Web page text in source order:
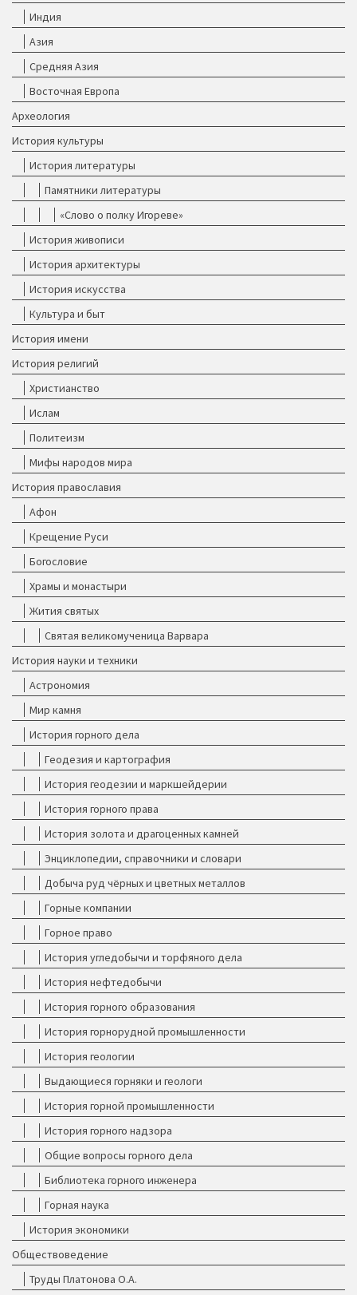
Индия
Азия
Средняя Азия
Восточная Европа
Археология
История культуры
История литературы
Памятники литературы
«Слово о полку Игореве»
История живописи
История архитектуры
История искусства
Культура и быт
История имени
История религий
Христианство
Ислам
Политеизм
Мифы народов мира
История православия
Афон
Крещение Руси
Богословие
Храмы и монастыри
Жития святых
Святая великомученица Варвара
История науки и техники
Астрономия
Мир камня
История горного дела
Геодезия и картография
История геодезии и маркшейдерии
История горного права
История золота и драгоценных камней
Энциклопедии, справочники и словари
Добыча руд чёрных и цветных металлов
Горные компании
Горное право
История угледобычи и торфяного дела
История нефтедобычи
История горного образования
История горнорудной промышленности
История геологии
Выдающиеся горняки и геологи
История горной промышленности
История горного надзора
Общие вопросы горного дела
Библиотека горного инженера
Горная наука
История экономики
Обществоведение
Труды Платонова О.А.